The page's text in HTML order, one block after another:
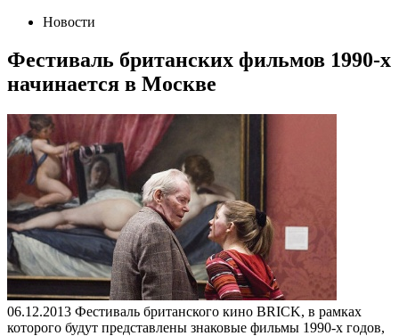
Новости
Фестиваль британских фильмов 1990-х
начинается в Москве
06.12.2013 Фестиваль британского кино BRICK, в рамках
которого будут представлены знаковые фильмы 1990-х годов,